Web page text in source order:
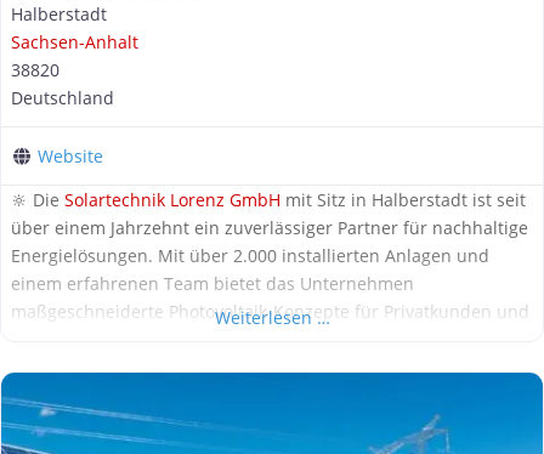
Halberstadt
Sachsen-Anhalt
38820
Deutschland
Website
🔆 Die Solartechnik Lorenz GmbH mit Sitz in Halberstadt ist seit
über einem Jahrzehnt ein zuverlässiger Partner für nachhaltige
Energielösungen. Mit über 2.000 installierten Anlagen und
einem erfahrenen Team bietet das Unternehmen
maßgeschneiderte Photovoltaik-Konzepte für Privatkunden und
fördern. Alle Informationen stammen aus öffentlich
verfügbaren
Weiterlesen …